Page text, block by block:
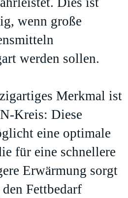
wenn große
werden sollen.
Merkmal ist
Kreis: Diese
eine optimale
für eine schnellere
Erwärmung sorgt
Fettbedarf